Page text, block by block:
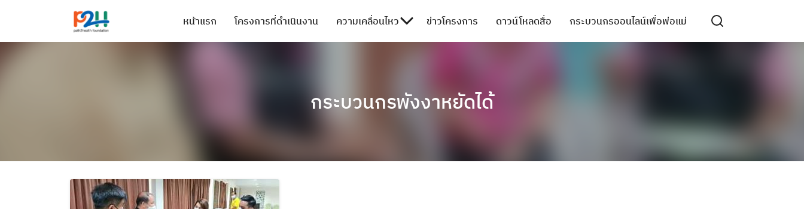
หน้าแรก โครงการที่ดำเนินงาน ความเคลื่อนไหว ข่าวโครงการ ดาวน์โหลดสื่อ กระบวนกรออนไลน์เพื่อพ่อแม่
กระบวนกรพังงาหยัดได้